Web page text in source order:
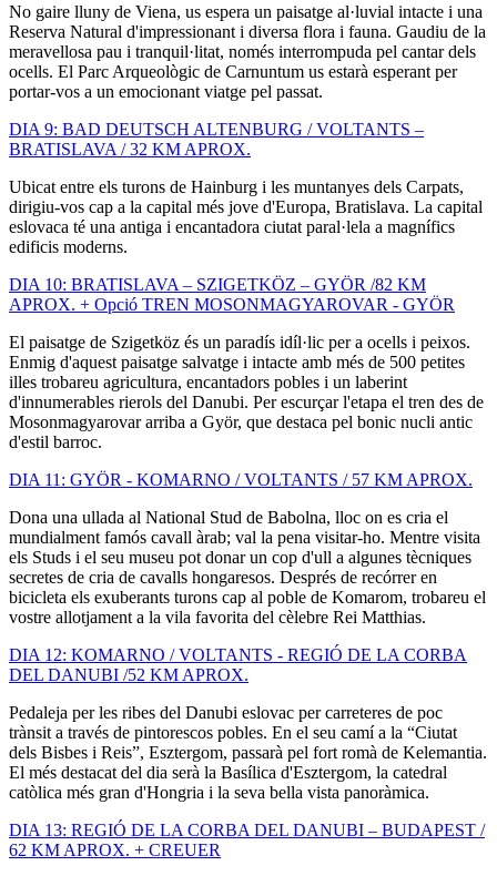
No gaire lluny de Viena, us espera un paisatge al·luvial intacte i una
Reserva Natural d'impressionant i diversa flora i fauna. Gaudiu de la
meravellosa pau i tranquil·litat, només interrompuda pel cantar dels
ocells. El Parc Arqueològic de Carnuntum us estarà esperant per
portar-vos a un emocionant viatge pel passat.
DIA 9: BAD DEUTSCH ALTENBURG / VOLTANTS –
BRATISLAVA / 32 KM APROX.
Ubicat entre els turons de Hainburg i les muntanyes dels Carpats,
dirigiu-vos cap a la capital més jove d'Europa, Bratislava. La capital
eslovaca té una antiga i encantadora ciutat paral·lela a magnífics
edificis moderns.
DIA 10: BRATISLAVA – SZIGETKÖZ – GYÖR /82 KM
APROX. + Opció TREN MOSONMAGYAROVAR - GYÖR
El paisatge de Szigetköz és un paradís idíl·lic per a ocells i peixos.
Enmig d'aquest paisatge salvatge i intacte amb més de 500 petites
illes trobareu agricultura, encantadors pobles i un laberint
d'innumerables rierols del Danubi. Per escurçar l'etapa el tren des de
Mosonmagyarovar arriba a Györ, que destaca pel bonic nucli antic
d'estil barroc.
DIA 11: GYÖR - KOMARNO / VOLTANTS / 57 KM APROX.
Dona una ullada al National Stud de Babolna, lloc on es cria el
mundialment famós cavall àrab; val la pena visitar-ho. Mentre visita
els Studs i el seu museu pot donar un cop d'ull a algunes tècniques
secretes de cria de cavalls hongaresos. Després de recórrer en
bicicleta els exuberants turons cap al poble de Komarom, trobareu el
vostre allotjament a la vila favorita del cèlebre Rei Matthias.
DIA 12: KOMARNO / VOLTANTS - REGIÓ DE LA CORBA
DEL DANUBI /52 KM APROX.
Pedaleja per les ribes del Danubi eslovac per carreteres de poc
trànsit a través de pintorescos pobles. En el seu camí a la “Ciutat
dels Bisbes i Reis”, Esztergom, passarà pel fort romà de Kelemantia.
El més destacat del dia serà la Basílica d'Esztergom, la catedral
catòlica més gran d'Hongria i la seva bella vista panoràmica.
DIA 13: REGIÓ DE LA CORBA DEL DANUBI – BUDAPEST /
62 KM APROX. + CREUER